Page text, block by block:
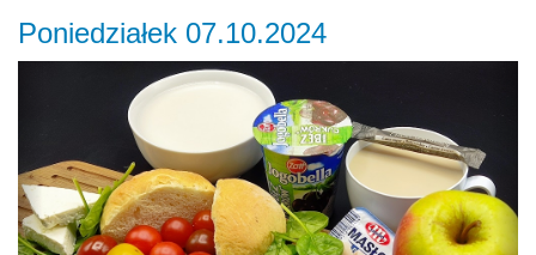
Poniedziałek 07.10.2024